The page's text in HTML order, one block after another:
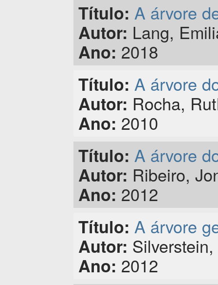
Título: A árvore
Autor: Lang,
Ano: 2018
Título: A árvore
Autor: Rocha,
Ano: 2010
Título: A árvore
Autor: Ribeiro,
Ano: 2012
Título: A árvore
Autor:
Ano: 2012